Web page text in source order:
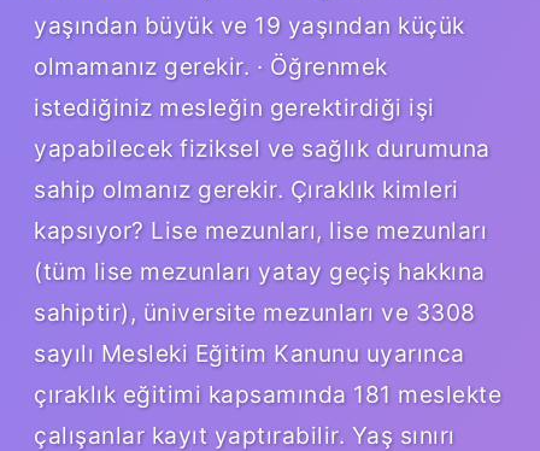
yaşından büyük ve 19 yaşından küçük
olmamanız gerekir. · Öğrenmek
istediğiniz mesleğin gerektirdiği işi
yapabilecek fiziksel ve sağlık durumuna
sahip olmanız gerekir. Çıraklık kimleri
kapsıyor? Lise mezunları, lise mezunları
(tüm lise mezunları yatay geçiş hakkına
sahiptir), üniversite mezunları ve 3308
sayılı Mesleki Eğitim Kanunu uyarınca
çıraklık eğitimi kapsamında 181 meslekte
çalışanlar kayıt yaptırabilir. Yaş sınırı